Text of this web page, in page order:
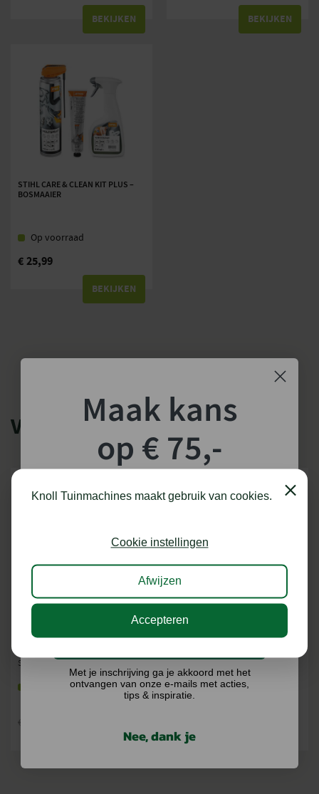
BEKIJKEN BEKIJKEN
STIHL CARE & CLEAN KIT PLUS –
BOSMAAIER
Op voorraad
€25,99
BEKIJKEN
VERGELIJKBARE PRODUCTEN
STIGA BC 535 BOSMAAIER
Snijcirkel diameter (mm): 255
Op voorraad
€
Op voorraad
Knoll Tuinmachines maakt gebruik van cookies. Close
Cookie instellingen
Afwijzen
Accepteren
Maak kans
op € 75,-
shoptegoed!
kans op €75,- te besteden op onze webshop.
Ik doe graag mee!
Met je inschrijving ga je akkoord met het
ontvangen van onze e-mails met acties,
tips & inspiratie.
Nee, dank je